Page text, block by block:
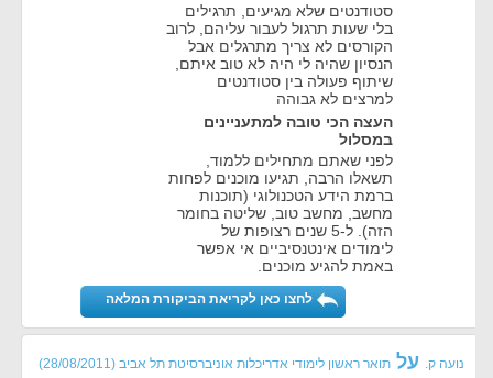
סטודנטים שלא מגיעים, תרגילים
בלי שעות תרגול לעבור עליהם, לרוב
הקורסים לא צריך מתרגלים אבל
הנסיון שהיה לי היה לא טוב איתם,
שיתוף פעולה בין סטודנטים
למרצים לא גבוהה
העצה הכי טובה למתעניינים
במסלול
לפני שאתם מתחילים ללמוד,
תשאלו הרבה, תגיעו מוכנים לפחות
ברמת הידע הטכנולוגי (תוכנות
מחשב, מחשב טוב, שליטה בחומר
הזה). ל-5 שנים רצופות של
לימודים אינטנסיביים אי אפשר
באמת להגיע מוכנים.
לחצו כאן לקריאת הביקורת המלאה
נועה ק. על תואר ראשון לימודי אדריכלות אוניברסיטת תל אביב (
28/08/2011
)